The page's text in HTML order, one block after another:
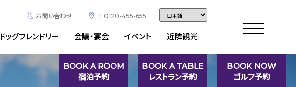
お問い合わせ T:0120-455-655
ドッグフレンドリー 会議・宴会 イベント 近隣観光
BOOK A ROOM
宿泊予約
BOOK A TABLE
レストラン予約
BOOK NOW
ゴルフ予約